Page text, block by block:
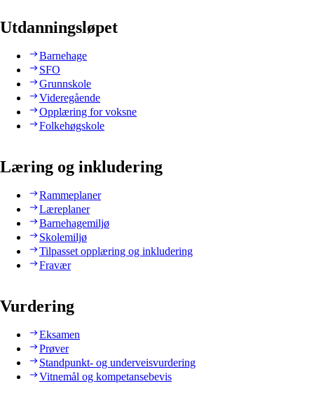
Utdanningsløpet
Barnehage
SFO
Grunnskole
Videregående
Opplæring for voksne
Folkehøgskole
Læring og inkludering
Rammeplaner
Læreplaner
Barnehagemiljø
Skolemiljø
Tilpasset opplæring og inkludering
Fravær
Vurdering
Eksamen
Prøver
Standpunkt- og underveisvurdering
Vitnemål og kompetansebevis